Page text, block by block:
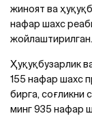
жиноят ва
нафар шахс
жойлаштирилган.
Ҳуқуқбузарлик
155 нафар шахс
бирга, соғликни
минг 935 нафар